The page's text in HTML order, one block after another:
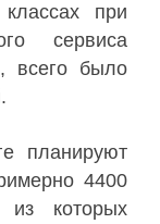
при
сервиса
всего было
планируют
4400
которых